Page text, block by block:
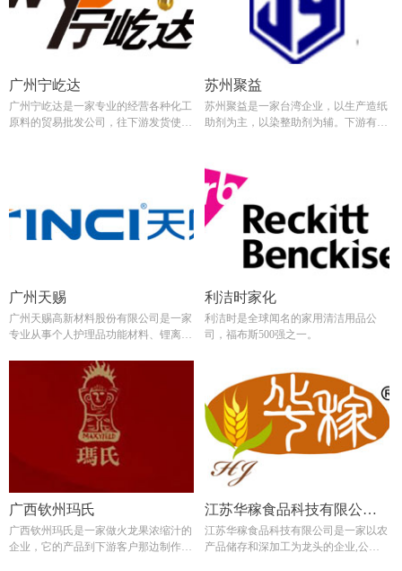
广州宁屹达
广州宁屹达是一家专业的经营各种化工
原料的贸易批发公司，往下游发货使用
苏州聚益
苏州聚益是一家台湾企业，以生产造纸
助剂为主，以染整助剂为辅。下游有红
使用我司的Combo285吨箱。
广州天赐
广州天赐高新材料股份有限公司是一家
专业从事个人护理品功能材料、锂离子
浙江赞宇主要从事轻工、食品、日用化
工等行业的科学研究、产品检测和生产
利洁时家化
利洁时是全球闻名的家用清洁用品公
司，福布斯500强之一。
广西钦州玛氏
广西钦州玛氏是一家做火龙果浓缩汁的
企业，它的产品到下游客户那边制作火
江苏华稼食品科技有限公司_
应用产品：COMBO285 可折
江苏华稼食品科技有限公司是一家以农
产品储存和深加工为龙头的企业,公司